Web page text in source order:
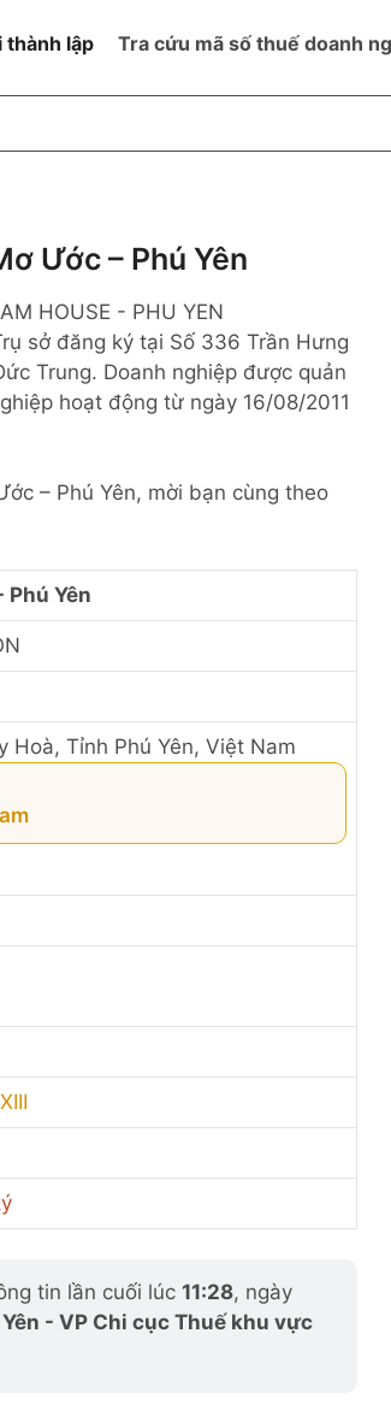
hoạt động nhưng chưa
thủ tục đóng MST
hoạt động tại địa chỉ đã
thành lập Tra cứu mã số thuế doanh
Ước – Phú Yên
HOUSE - PHU YEN
sở đăng ký tại Số 336 Trần Hưng
Trung. Doanh nghiệp được quản
hoạt động từ ngày 16/08/2011
– Phú Yên, mời bạn cùng theo
Phú Yên
Hoà, Tỉnh Phú Yên, Việt Nam
tin lần cuối lúc 11:28, ngày
- VP Chi cục Thuế khu vực